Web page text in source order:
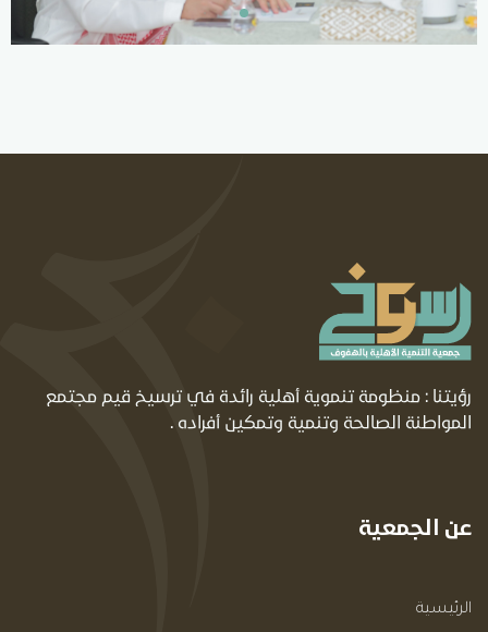
رؤيتنا : منظومة تنموية أهلية رائدة في ترسيخ قيم مجتمع
المواطنة الصالحة وتنمية وتمكين أفراده .
عن الجمعية
الرئيسية